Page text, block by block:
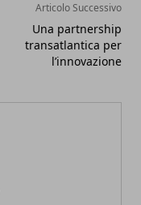
Articolo Successivo
Una partnership
transatlantica per
l’innovazione